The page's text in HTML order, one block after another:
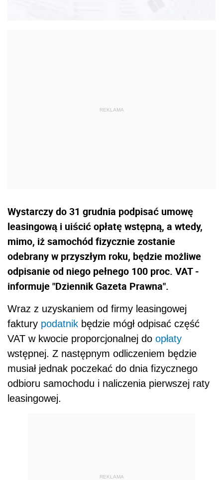
Wystarczy do 31 grudnia podpisać umowę
leasingową i uiścić opłatę wstępną, a wtedy,
mimo, iż samochód fizycznie zostanie
odebrany w przyszłym roku, będzie możliwe
odpisanie od niego pełnego 100 proc. VAT -
informuje "Dziennik Gazeta Prawna".
Wraz z uzyskaniem od firmy leasingowej
faktury podatnik będzie mógł odpisać część
VAT w kwocie proporcjonalnej do opłaty
wstępnej. Z następnym odliczeniem będzie
musiał jednak poczekać do dnia fizycznego
odbioru samochodu i naliczenia pierwszej raty
leasingowej.
REKLAMA